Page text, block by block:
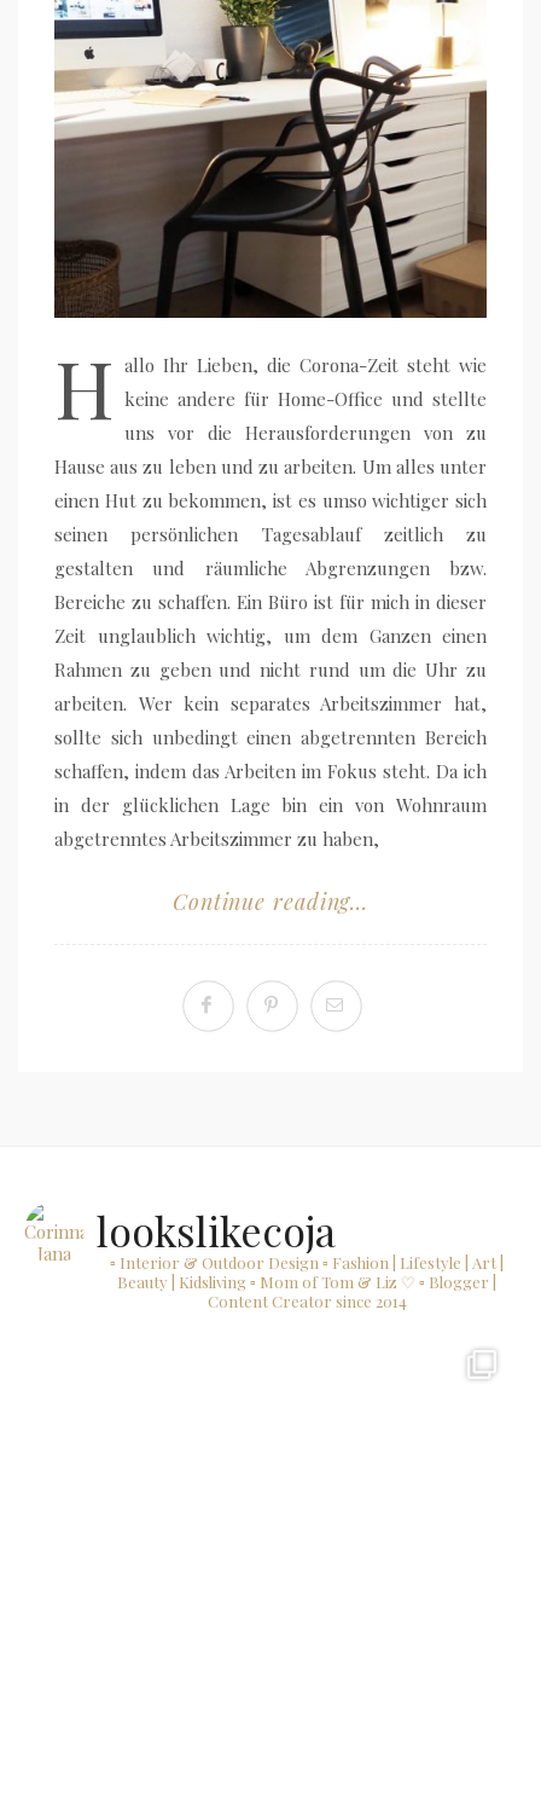
H allo Ihr Lieben, die Corona-Zeit steht wie
keine andere für Home-Office und stellte
uns vor die Herausforderungen von zu
Hause aus zu leben und zu arbeiten. Um alles unter
einen Hut zu bekommen, ist es umso wichtiger sich
seinen persönlichen Tagesablauf zeitlich zu
gestalten und räumliche Abgrenzungen bzw.
Bereiche zu schaffen. Ein Büro ist für mich in dieser
Zeit unglaublich wichtig, um dem Ganzen einen
Rahmen zu geben und nicht rund um die Uhr zu
arbeiten. Wer kein separates Arbeitszimmer hat,
sollte sich unbedingt einen abgetrennten Bereich
schaffen, indem das Arbeiten im Fokus steht. Da ich
in der glücklichen Lage bin ein von Wohnraum
abgetrenntes Arbeitszimmer zu haben,
Continue reading...
lookslikecoja
▫ Interior & Outdoor Design ▫ Fashion | Lifestyle | Art |
Beauty | Kidsliving▫ Mom of Tom & Liz ♡ ▫ Blogger |
Content Creator since 2014